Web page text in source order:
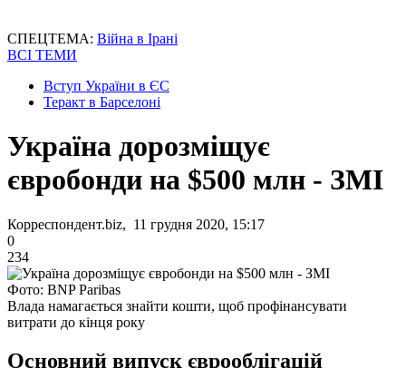
СПЕЦТЕМА: Війна в Ірані
ВСІ ТЕМИ
Вступ України в ЄС
Теракт в Барселоні
Україна дорозміщує
євробонди на $500 млн - ЗМІ
Корреспондент.biz, 11 грудня 2020, 15:17
0
234
Фото: BNP Paribas
Влада намагається знайти кошти, щоб профінансувати
витрати до кінця року
Основний випуск єврооблігацій